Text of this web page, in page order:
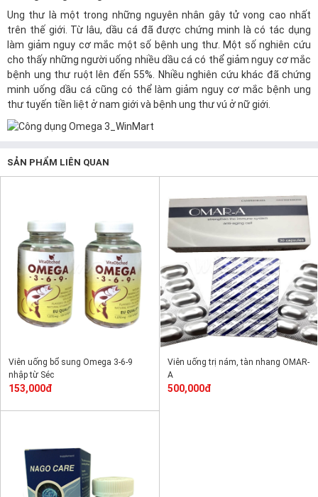
Ung thư là một trong những nguyên nhân gây tử vong cao nhất
trên thế giới. Từ lâu, dầu cá đã được chứng minh là có tác dụng
làm giảm nguy cơ mắc một số bệnh ung thư. Một số nghiên cứu
cho thấy những người uống nhiều dầu cá có thể giảm nguy cơ mắc
bệnh ung thư ruột lên đến 55%. Nhiều nghiên cứu khác đã chứng
minh uống dầu cá cũng có thể làm giảm nguy cơ mắc bệnh ung
thư tuyến tiền liệt ở nam giới và bệnh ung thư vú ở nữ giới.
SẢN PHẨM LIÊN QUAN
Viên uống bổ sung Omega 3-6-9
nhập từ Séc
153,000đ
Viên uống trị nám, tàn nhang OMAR-
A
500,000đ